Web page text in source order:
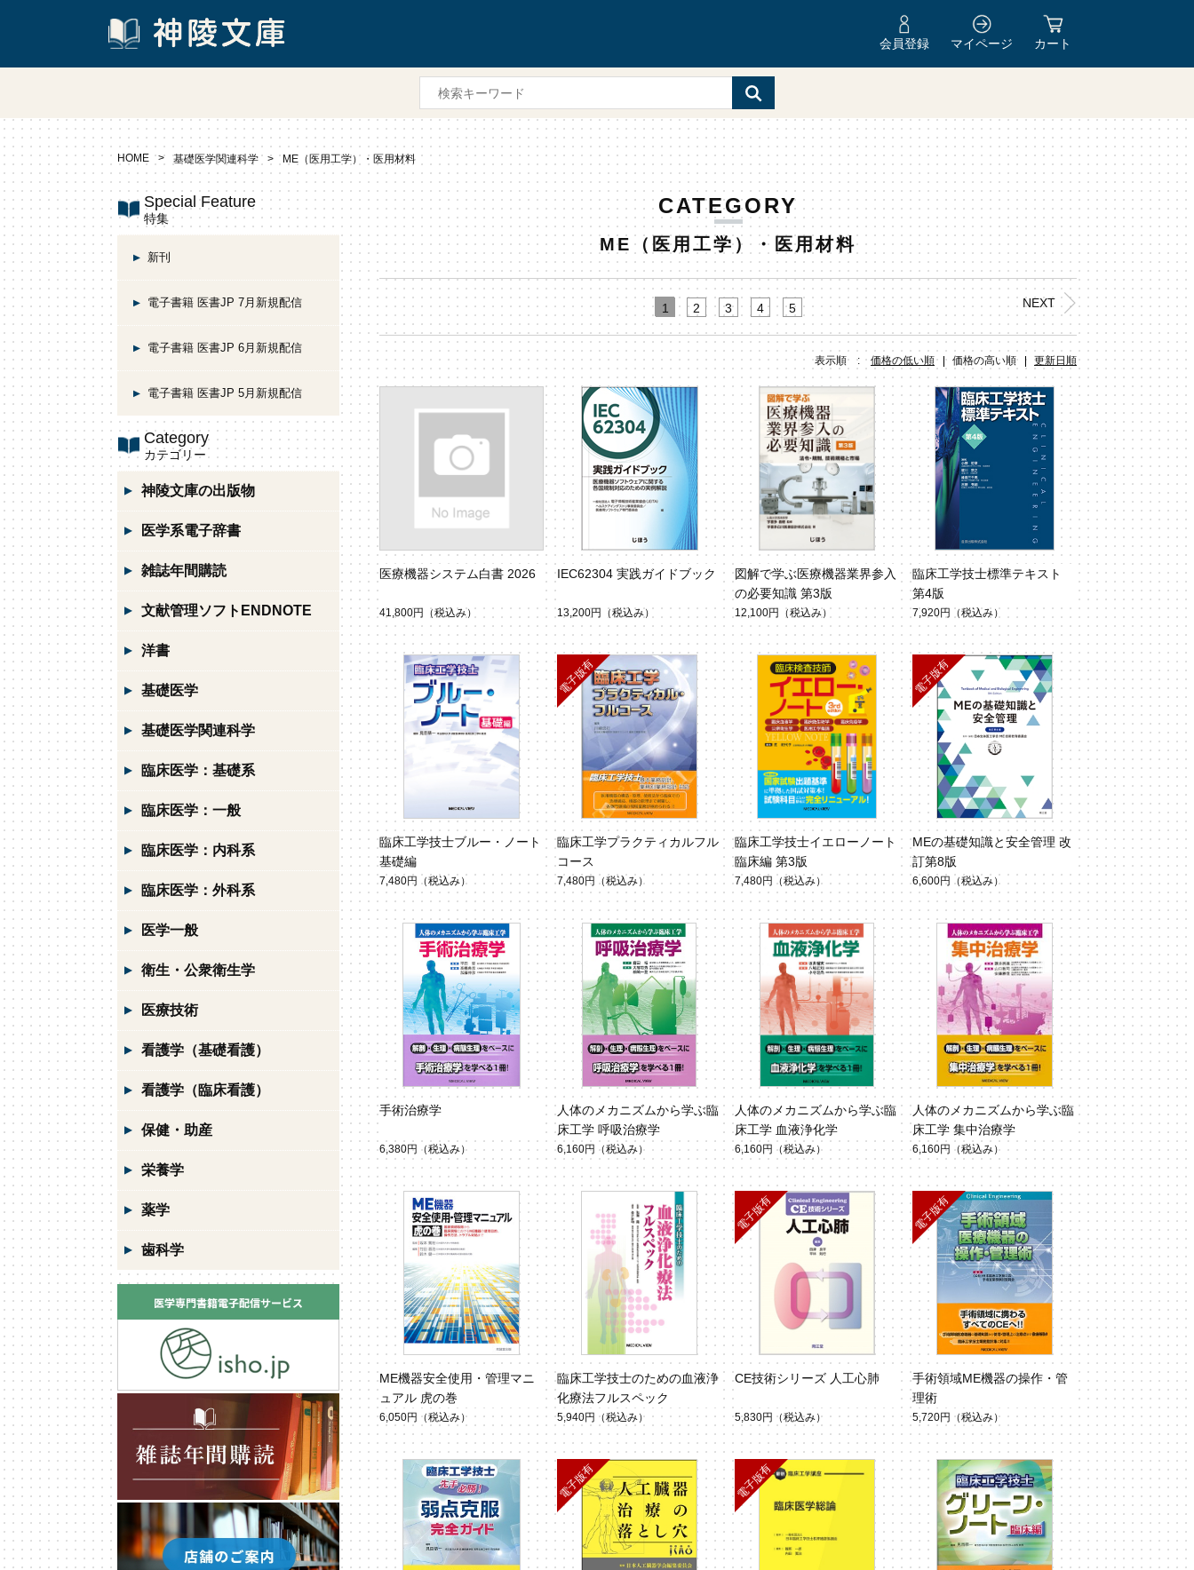
会員登録 マイページ カート
HOME 基礎医学関連科学 ME（医用工学）・医用材料
CATEGORY
ME（医用工学）・医用材料
NEXT
1 2 3 4 5
表示順 : 価格の低い順 価格の高い順 更新日順
医療機器システム白書 2026
41,800円 （税込み）
IEC62304 実践ガイドブック
13,200円 （税込み）
図解で学ぶ医療機器業界参入
の必要知識 第3版
12,100円 （税込み）
臨床工学技士標準テキスト
第4版
7,920円 （税込み）
臨床工学技士ブルー・ノート
基礎編
7,480円 （税込み）
臨床工学プラクティカルフル
コース
7,480円 （税込み）
臨床工学技士イエローノート
臨床編 第3版
7,480円 （税込み）
MEの基礎知識と安全管理 改
訂第8版
6,600円 （税込み）
手術治療学
6,380円 （税込み）
人体のメカニズムから学ぶ臨
床工学 呼吸治療学
6,160円 （税込み）
人体のメカニズムから学ぶ臨
床工学 血液浄化学
6,160円 （税込み）
人体のメカニズムから学ぶ臨
床工学 集中治療学
6,160円 （税込み）
ME機器安全使用・管理マニ
ュアル 虎の巻
6,050円 （税込み）
臨床工学技士のための血液浄
化療法フルスペック
5,940円 （税込み）
CE技術シリーズ 人工心肺
5,830円 （税込み）
手術領域ME機器の操作・管
理術
5,720円 （税込み）
Special Feature
特集
新刊
電子書籍 医書JP 7月新規配信
電子書籍 医書JP 6月新規配信
電子書籍 医書JP 5月新規配信
Category
カテゴリー
神陵文庫の出版物
医学系電子辞書
雑誌年間購読
文献管理ソフトENDNOTE
洋書
基礎医学
基礎医学関連科学
臨床医学：基礎系
臨床医学：一般
臨床医学：内科系
臨床医学：外科系
医学一般
衛生・公衆衛生学
医療技術
看護学（基礎看護）
看護学（臨床看護）
保健・助産
栄養学
薬学
歯科学